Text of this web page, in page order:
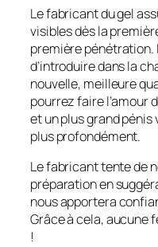
Le fabricant du gel
visibles dès la
première pénétration.
d’introduire dans la
nouvelle, meilleure
pourrez faire l’amour
et un plus grand
plus profondément.
Le fabricant tente de
préparation en
nous apportera
Grâce à cela, aucune
!